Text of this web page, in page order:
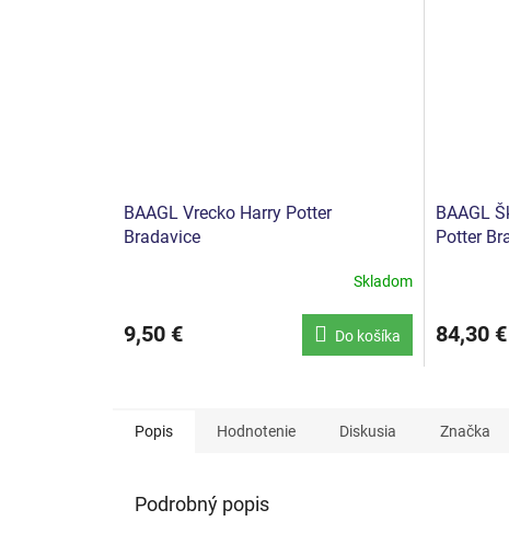
BAAGL Vrecko Harry Potter
Bradavice
Skladom
9,50 € Do košíka
BAAGL
Potter
84,30 €
Popis Hodnotenie Diskusia Značka
Podrobný popis